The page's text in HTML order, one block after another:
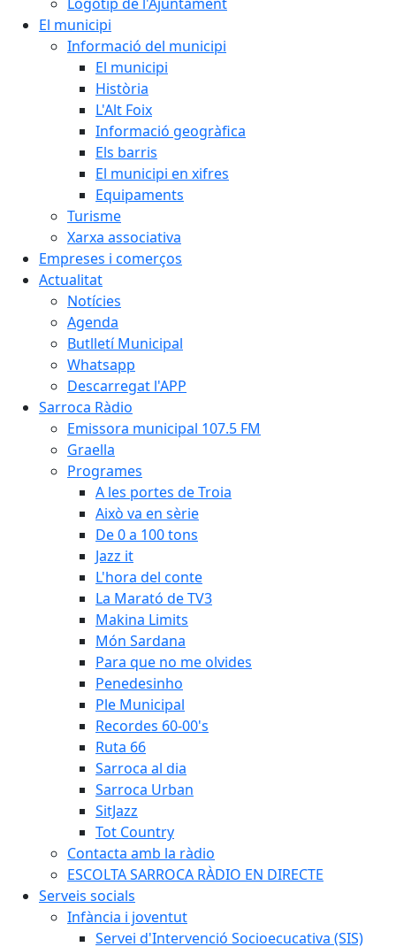
El municipi
Informació del municipi
El municipi
Història
L'Alt Foix
Informació geogràfica
Els barris
El municipi en xifres
Equipaments
Turisme
Xarxa associativa
Empreses i comerços
Actualitat
Notícies
Agenda
Butlletí Municipal
Whatsapp
Descarregat l'APP
Sarroca Ràdio
Emissora municipal 107.5 FM
Graella
Programes
A les portes de Troia
Això va en sèrie
De 0 a 100 tons
Jazz it
L'hora del conte
La Marató de TV3
Makina Limits
Món Sardana
Para que no me olvides
Penedesinho
Ple Municipal
Recordes 60-00's
Ruta 66
Sarroca al dia
Sarroca Urban
SitJazz
Tot Country
Contacta amb la ràdio
ESCOLTA SARROCA RÀDIO EN DIRECTE
Serveis socials
Infància i joventut
Servei d'Intervenció Socioecucativa (SIS)